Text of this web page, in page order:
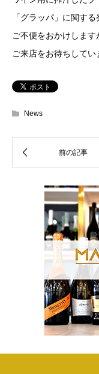
「グラッパ」に関す
ご不便をおかけしま
ご来店をお待ちしてい
News